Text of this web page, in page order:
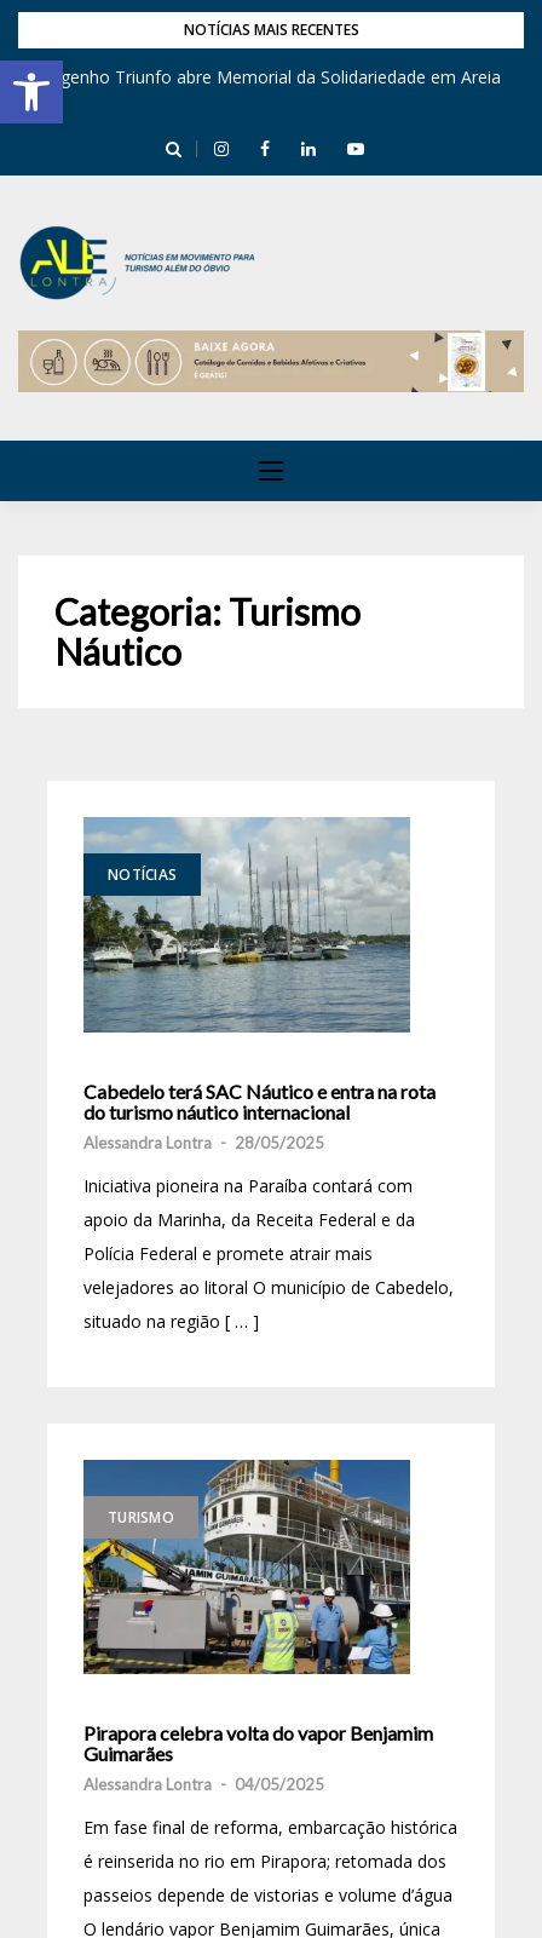
Barra de Ferramentas Aberta
NOTÍCIAS MAIS RECENTES
Engenho Triunfo abre Memorial da Solidariedade em Areia
Categoria:Turismo
Náutico
NOTÍCIAS
Cabedelo terá SAC Náutico e entra na rota
do turismo náutico internacional
Alessandra Lontra - 28/05/2025
Iniciativa pioneira na Paraíba contará com
apoio da Marinha, da Receita Federal e da
Polícia Federal e promete atrair mais
velejadores ao litoral O município de Cabedelo,
situado na região [ … ]
TURISMO
Pirapora celebra volta do vapor Benjamim
Guimarães
Alessandra Lontra - 04/05/2025
Em fase final de reforma, embarcação histórica
é reinserida no rio em Pirapora; retomada dos
passeios depende de vistorias e volume d’água
O lendário vapor Benjamim Guimarães, única